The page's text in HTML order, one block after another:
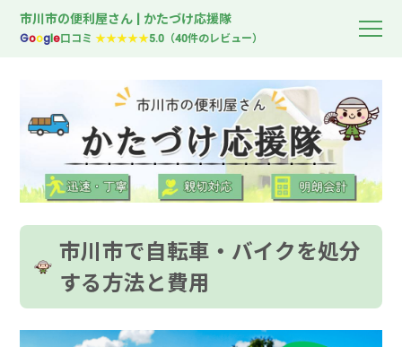
市川市の便利屋さん | かたづけ応援隊
Google口コミ★★★★★5.0（40件のレビュー）
市川市で自転車・バイクを処分
する方法と費用